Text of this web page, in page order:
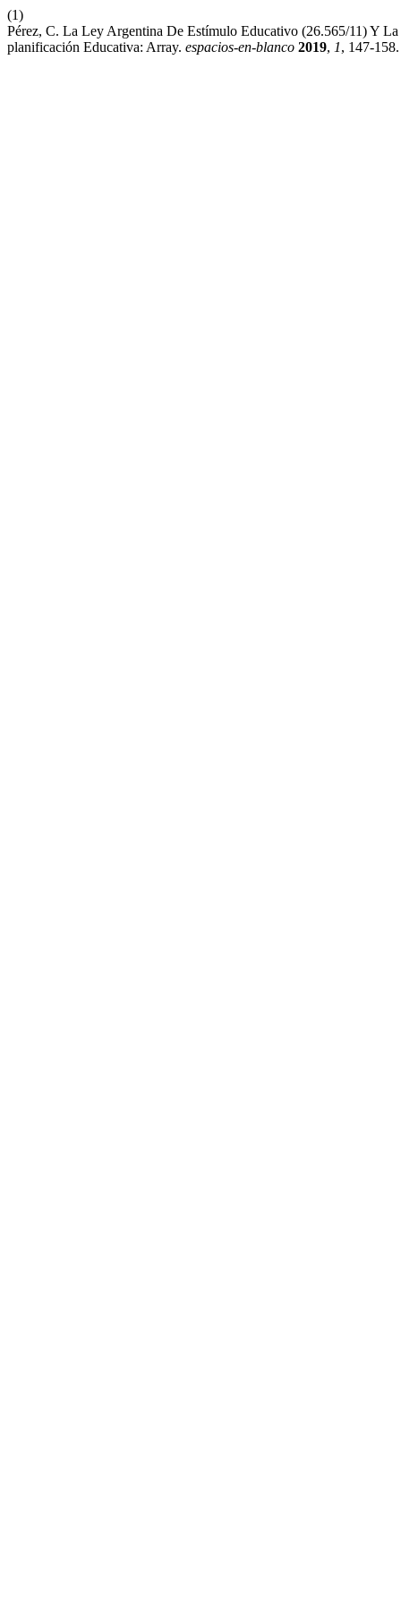
(1)
Pérez, C. La Ley Argentina De Estímulo Educativo (26.565/11) Y
planificación Educativa: Array. espacios-en-blanco 2019, 1, 147-158.